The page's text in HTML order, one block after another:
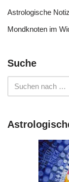
Astrologische
Mondknoten im
Suche